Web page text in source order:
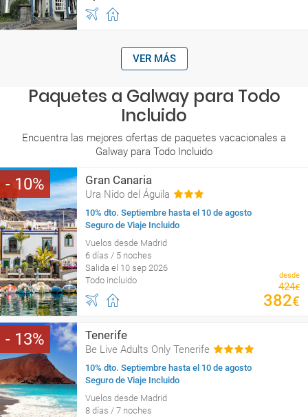
VER MÁS
Paquetes a Galway para Todo
Incluido
Encuentra las mejores ofertas de paquetes vacacionales a
Galway para Todo Incluido
10 Gran Canaria
Ura Nido del Águila
10% dto. Septiembre hasta el 10 de agosto
Seguro de Viaje Incluido
Vuelos desde Madrid
6 días / 5 noches
Salida el 10 sep 2026
Todo incluido
desde
424€
382€
13 Tenerife
Be Live Adults Only Tenerife
10% dto. Septiembre hasta el 10 de agosto
Seguro de Viaje Incluido
Vuelos desde Madrid
8 días / 7 noches